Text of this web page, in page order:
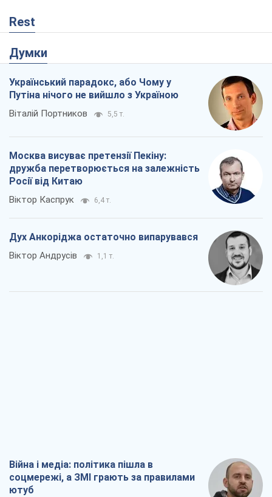
Rest
Думки
Український парадокс, або Чому у
Путіна нічого не вийшло з Україною
Віталій Портников 5,5 т.
Москва висуває претензії Пекіну:
дружба перетворюється на залежність
Росії від Китаю
Віктор Каспрук 6,4 т.
Дух Анкоріджа остаточно випарувався
Віктор Андрусів 1,1 т.
Війна і медіа: політика пішла в
соцмережі, а ЗМІ грають за правилами
ютуб